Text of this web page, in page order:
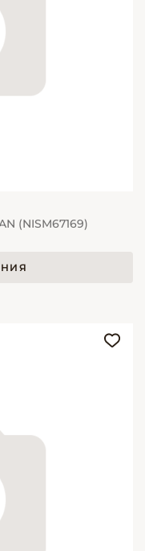
(NISM67169)